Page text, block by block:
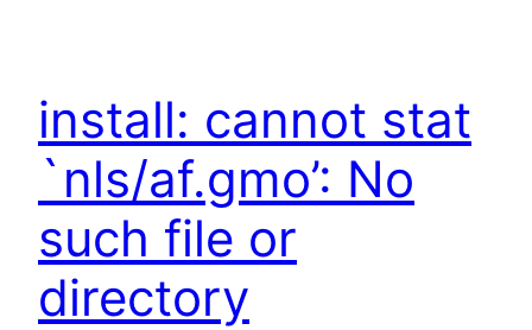
install: cannot stat
`nls/af.gmo’: No
such file or
directory